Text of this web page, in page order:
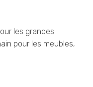
les grandes
pour les meubles,